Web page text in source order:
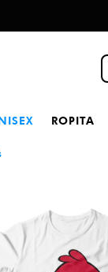
ROPITA